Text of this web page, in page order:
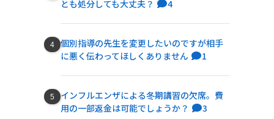
とも処分しても大丈夫？ 4
個別指導の先生を変更したいのですが相手
に悪く伝わってほしくありません
1
インフルエンザによる冬期講習の欠席。費
用の一部返金は可能でしょうか？
3